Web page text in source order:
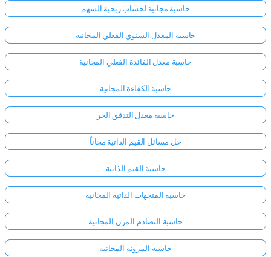
حاسبة مجانية لحساب ربحية السهم
حاسبة المعدل السنوي الفعلي المجانية
حاسبة معدل الفائدة الفعلي المجانية
حاسبة الكفاءة المجانية
حاسبة معدل التدفق الحر
حل مسائل القيم الذاتية مجاناً
حاسبة القيم الذاتية
حاسبة المتجهات الذاتية المجانية
حاسبة التصادم المرن المجانية
حاسبة المرونة المجانية